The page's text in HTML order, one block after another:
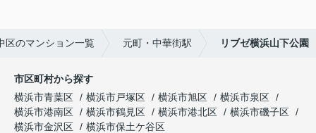
区のマンション一覧 元町・中華街駅 リブゼ横浜山下公園
市区町村から探す
横浜市青葉区
横浜市戸塚区 横浜市旭区
横浜市泉区
横浜市港南区
横浜市鶴見区 横浜市港北区
横浜市磯子区
横浜市金沢区
横浜市保土ケ谷区